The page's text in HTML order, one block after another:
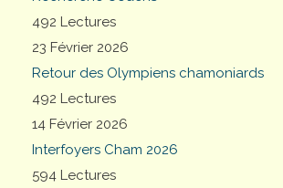
492 Lectures
23 Février 2026
Retour des Olympiens chamoniards
492 Lectures
14 Février 2026
Interfoyers Cham 2026
594 Lectures